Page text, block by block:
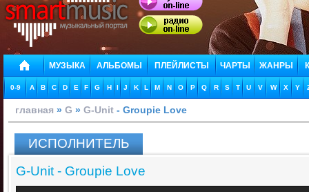
МУЗЫКА АЛЬБОМЫ ПЛЕЙЛИСТЫ ЧАРТЫ ЖАНРЫ
0-9 A B C D E F G H I J K L M N O P Q R S T U V W X Y
главная » G » G-Unit - Groupie Love
ИСПОЛНИТЕЛЬ
G-Unit - Groupie Love